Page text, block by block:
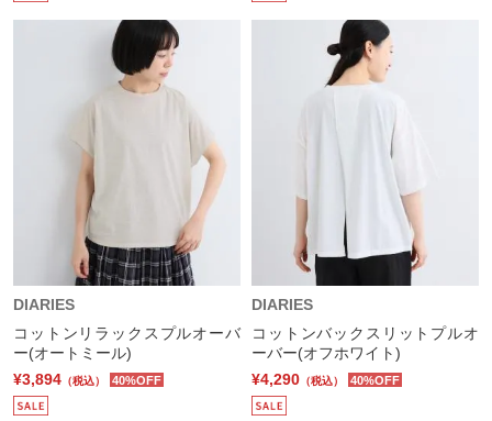
DIARIES
コットンリラックスプルオーバ
ー(オートミール)
¥3,894 （税込） 40%OFF
DIARIES
コットンバックスリットプルオ
ーバー(オフホワイト)
¥4,290 （税込） 40%OFF